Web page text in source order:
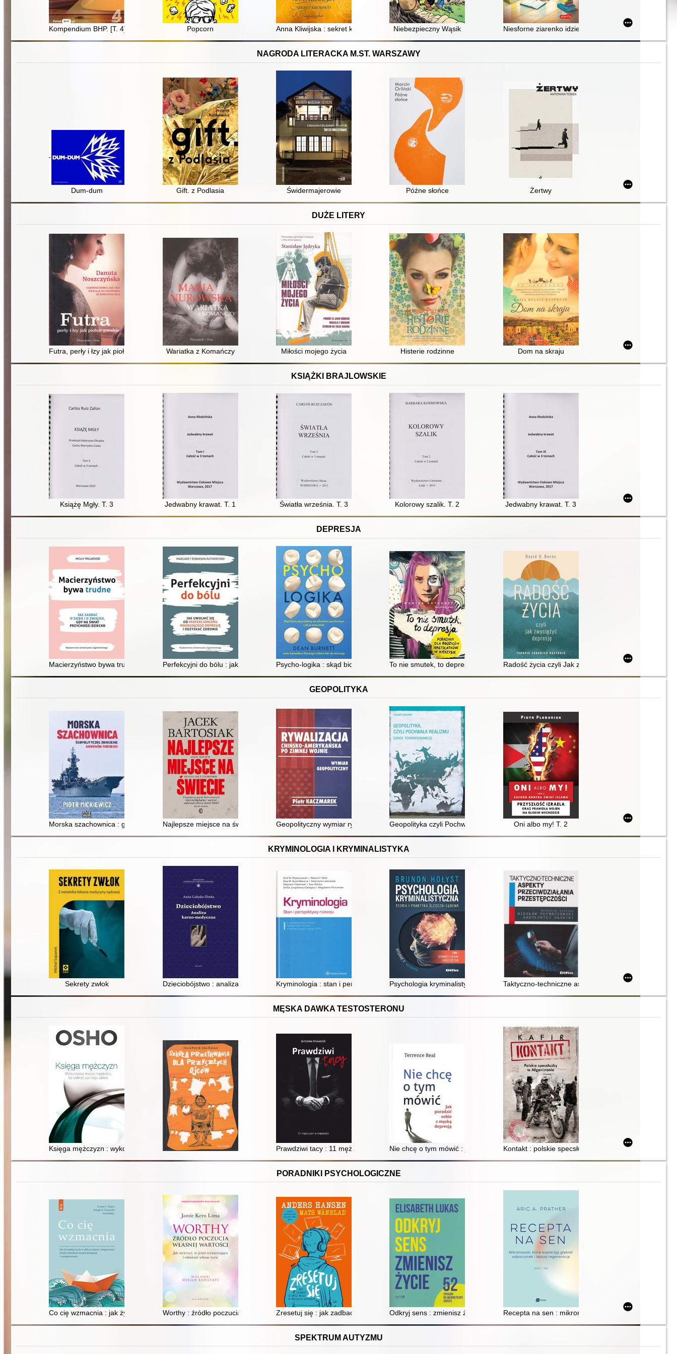
Kompendium BHP. [T. 4], Popcorn Anna Kliwijska : sekret królowej Niebezpieczny Wąsik Niesforne ziarenko idzie do biblioteki
NAGRODA LITERACKA M.ST. WARSZAWY
Dum-dum Gift. z Podlasia Świdermajerowie Późne słońce Żertwy
DUŻE LITERY
Futra, perły i łzy jak piołun gorzkie Wariatka z Komańczy Miłości mojego życia Histerie rodzinne Dom na skraju
KSIĄŻKI BRAJLOWSKIE
Książę Mgły. T. 3 Jedwabny krawat. T. 1 Światła września. T. 3 Kolorowy szalik. T. 2 Jedwabny krawat. T. 3
DEPRESJA
Macierzyństwo bywa trudne : jak zadbać o siebie i związek, gdy na świat przychodzi dziecko
Perfekcyjni do bólu : jak uwolnić się od perfekcjonizmu maskującego depresję i odzyskać zdrowie
Psycho-logika : skąd biorą się problemy ze zdrowiem psychicznym i jak je zrozumieć
To nie smutek, to depresja : poradnik dla rodziców nastolatków w kryzysie
Radość życia czyli Jak zwyciężyć depresję : terapia
GEOPOLITYKA
Morska szachownica : geopolityczne znaczenie akwenów morskichNajlepsze miejsce na świecie : gdzie Wschód zderza się z ZachodemGeopolityczny wymiar rywalizacji Stanów Zjednoczonych Ameryki i Chińskiej Republiki Ludowej po zimnej wojnie
Geopolityka czyli Pochwała realizmu : szkice teoriopoznawcze
Oni albo my! T. 2
KRYMINOLOGIA I KRYMINALISTYKA
Sekrety zwłok Dzieciobójstwo : analiza karno-medycznaKryminologia : stan i perspektywy rozwoju : z uwzględnieniem założeń Agendy ONZ na rzecz zrównoważonego rozwoju 2030
Psychologia kryminalistyczna : teoria i praktyka śledczo-sądowa. T. 1,
Taktyczno-techniczne aspekty przeciwdziałania
MĘSKA DAWKA TESTOSTERONU
Księga mężczyzn : wykorzystaj "kryzys męskości", by odkryć samego siebiePrawdziwi tacy : 11 mężczyzn o męskościNie chcę o tym mówić : jak poradzić sobie z męską depresją
Kontakt : polskie specsłużby w Afganistanie
PORADNIKI PSYCHOLOGICZNE
Co cię wzmacnia : jak żyć pełnią życia w obliczu zmian i niepewności dzięki technikom terapii akceptacji i zaangażowania
Worthy : źródło poczucia własnej wartości : jak uwierzyć, że jesteś wystarczająca, i odmienić własne życie : małe kroki wielkie rezultaty
Zresetuj się : jak zadbać o swój mózg w świecie ekranówOdkryj sens : zmienisz życie : 52 sposoby na wewnętrzny sukces
Recepta na sen : mikronawyki, które wspierają
SPEKTRUM AUTYZMU